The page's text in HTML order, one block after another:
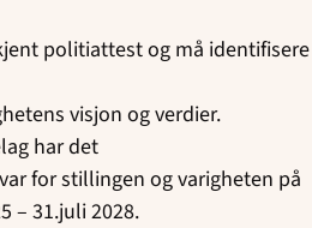
politiattest og må identifisere
visjon og verdier.
har det
for stillingen og varigheten på
– 31.juli 2028.